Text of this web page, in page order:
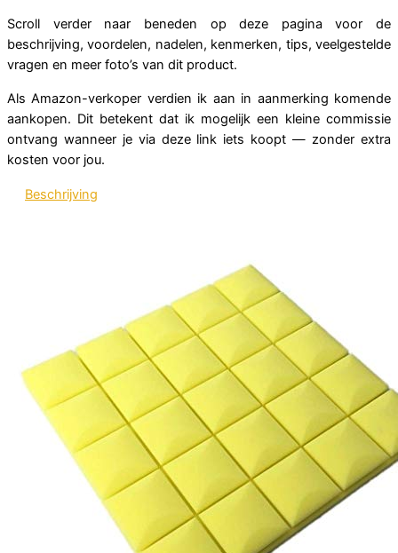
Scroll verder naar beneden op deze pagina voor de
beschrijving, voordelen, nadelen, kenmerken, tips, veelgestelde
vragen en meer foto’s van dit product.
Als Amazon-verkoper verdien ik aan in aanmerking komende
aankopen. Dit betekent dat ik mogelijk een kleine commissie
ontvang wanneer je via deze link iets koopt — zonder extra
kosten voor jou.
Beschrijving